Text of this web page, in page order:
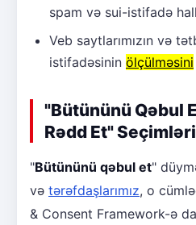
spam və sui-istifadə
Veb saytlarımızın və
istifadəsinin ölçülməsini
"Bütününü Qəbul
Rədd Et" Seçimləri
"Bütününü qəbul et"
və tərəfdaşlarımız, o
& Consent Framework-ə